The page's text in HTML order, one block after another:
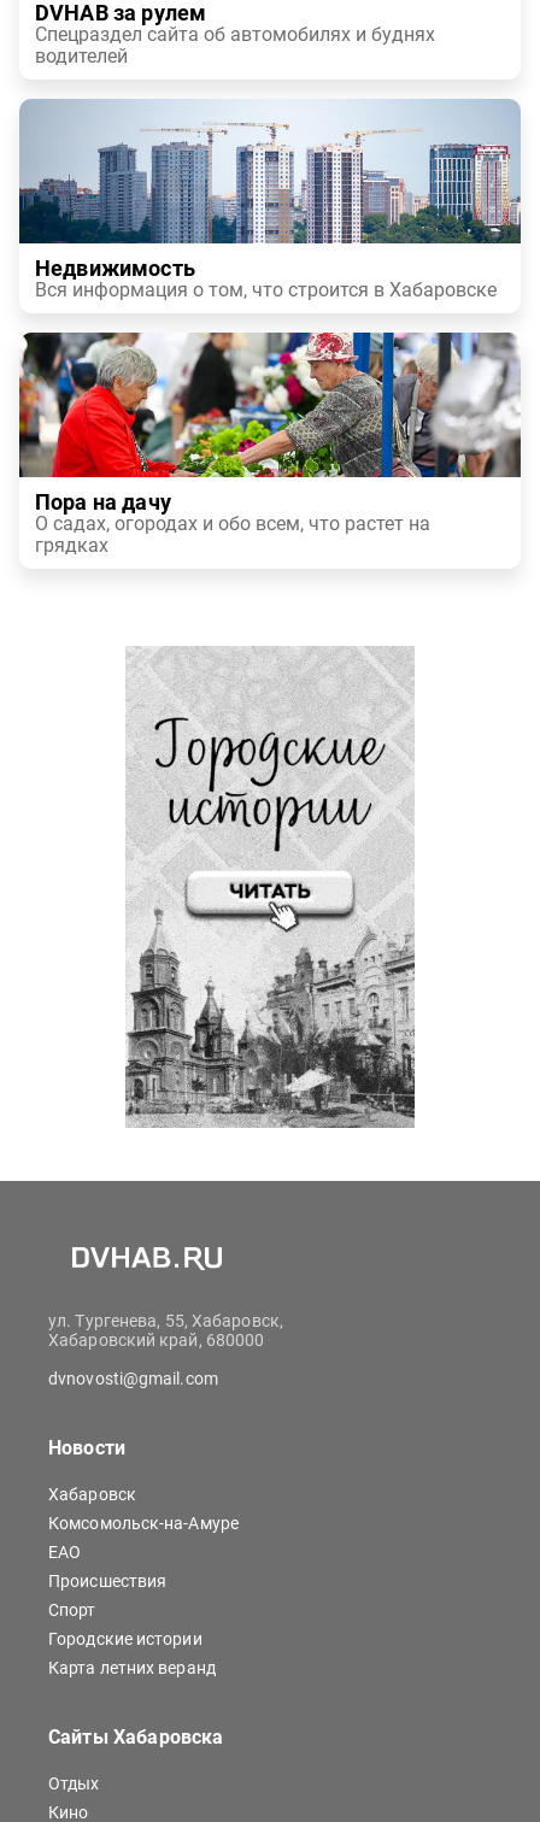
DVHAB за рулем
Спецраздел сайта об автомобилях и буднях
водителей
Недвижимость
Вся информация о том, что строится в Хабаровске
Пора на дачу
О садах, огородах и обо всем, что растет на
грядках
ул. Тургенева, 55, Хабаровск,
Хабаровский край, 680000
dvnovosti@gmail.com
Новости
Хабаровск
Комсомольск-на-Амуре
ЕАО
Происшествия
Спорт
Городские истории
Карта летних веранд
Сайты Хабаровска
Отдых
Кино